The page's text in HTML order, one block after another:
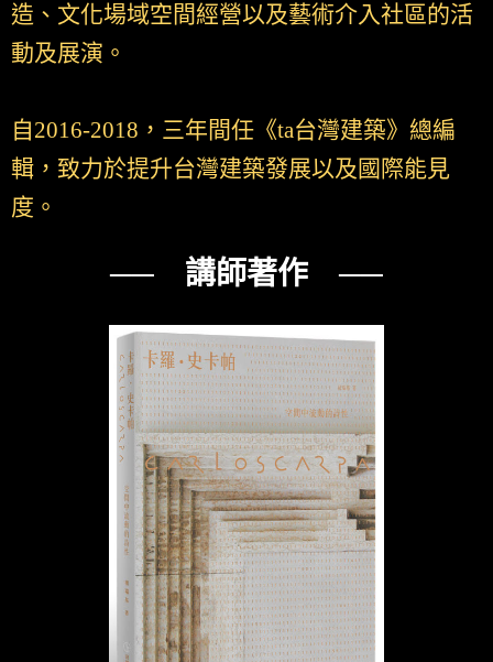
造、文化場域空間經營以及藝術介入社區的活
動及展演。
自2016-2018，三年間任《ta台灣建築》總編
輯，致力於提升台灣建築發展以及國際能見
度。
── 講師著作 ──